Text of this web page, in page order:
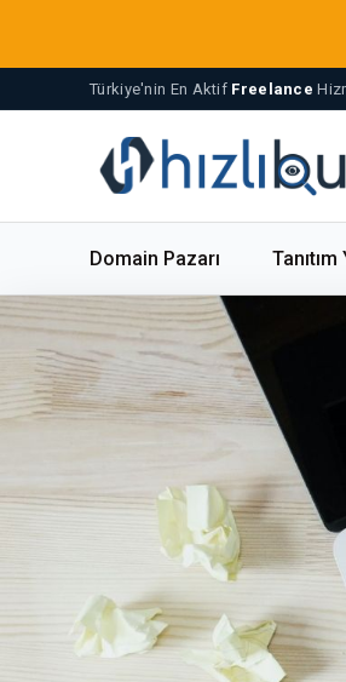
Türkiye'nin En Aktif Freelance
Domain Pazarı Tanıtım